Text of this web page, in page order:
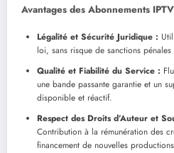
Avantages des Abonnements
Légalité et Sécurité Juridique :
loi, sans risque de sanctions pénales
Qualité et Fiabilité du Service :
une bande passante garantie et un
disponible et réactif.
Respect des Droits d’Auteur et
Contribution à la rémunération des
financement de nouvelles